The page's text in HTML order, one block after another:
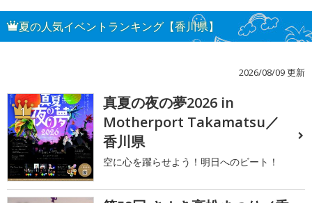
夏の人気イベントランキング【香川県】
2026/08/09 更新
1
真夏の夜の夢2026 in
Motherport Takamatsu／
香川県
空に心を躍らせよう！明日へのビート！